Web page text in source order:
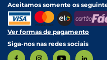
Aceitamos somente os
Ver formas de pagamento
Siga-nos nas redes sociais